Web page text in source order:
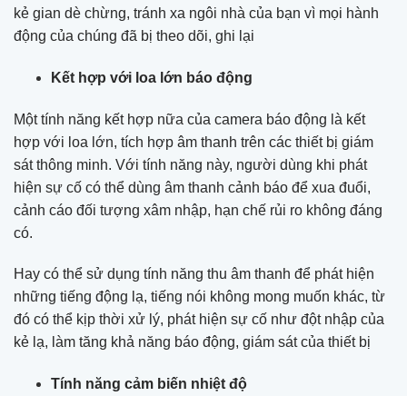
kẻ gian dè chừng, tránh xa ngôi nhà của bạn vì mọi hành
động của chúng đã bị theo dõi, ghi lại
Kết hợp với loa lớn báo động
Một tính năng kết hợp nữa của camera báo động là kết
hợp với loa lớn, tích hợp âm thanh trên các thiết bị giám
sát thông minh. Với tính năng này, người dùng khi phát
hiện sự cố có thể dùng âm thanh cảnh báo để xua đuổi,
cảnh cáo đối tượng xâm nhập, hạn chế rủi ro không đáng
có.
Hay có thể sử dụng tính năng thu âm thanh để phát hiện
những tiếng động lạ, tiếng nói không mong muốn khác, từ
đó có thể kịp thời xử lý, phát hiện sự cố như đột nhập của
kẻ lạ, làm tăng khả năng báo động, giám sát của thiết bị
Tính năng cảm biến nhiệt độ